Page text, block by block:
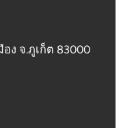
ง จ.ภูเก็ต 83000